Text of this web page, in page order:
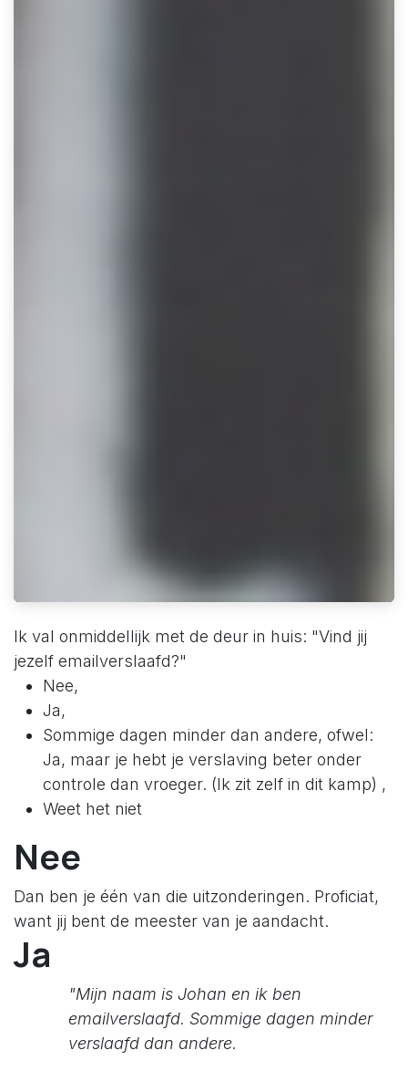
Ik val onmiddellijk met de deur in huis: "Vind jij
jezelf emailverslaafd?"
Nee,
Ja,
Sommige dagen minder dan andere, ofwel:
Ja, maar je hebt je verslaving beter onder
controle dan vroeger. (Ik zit zelf in dit kamp) ,
Weet het niet
Nee
Dan ben je één van die uitzonderingen. Proficiat,
want jij bent de meester van je aandacht.
Ja
"Mijn naam is Johan en ik ben
emailverslaafd. Sommige dagen minder
verslaafd dan andere.